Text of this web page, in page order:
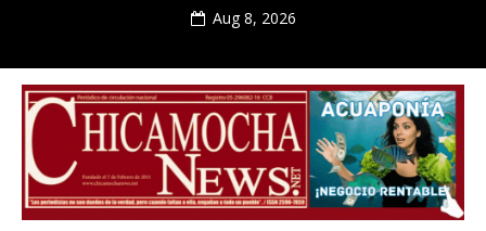
Aug 8, 2026